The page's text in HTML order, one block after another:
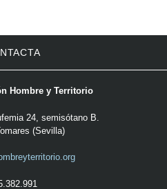
Hombre y Territorio
24, semisótano B.
(Sevilla)